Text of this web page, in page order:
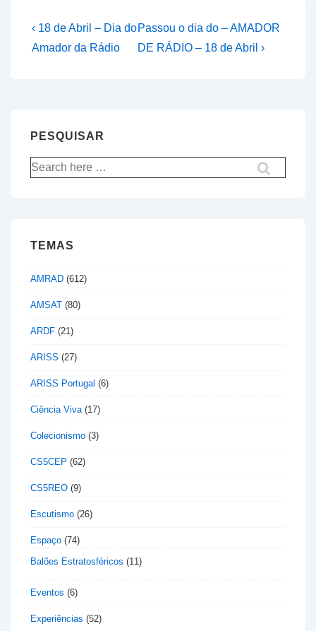
Navegação
de
Previous
Post
‹ 18 de Abril – Dia do
Amador da Rádio
Next
Post
Passou o dia do – AMADOR
DE RÁDIO – 18 de Abril ›
PESQUISAR
Pesquisar
por:
TEMAS
AMRAD (612)
AMSAT (80)
ARDF (21)
ARISS (27)
ARISS Portugal (6)
Ciência Viva(17)
Colecionismo (3)
CS5CEP (62)
CS5REO (9)
Escutismo (26)
Espaço (74)
Balões Estratosféricos (11)
Eventos (6)
Experiências (52)